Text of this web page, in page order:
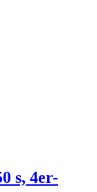
s, 4er-